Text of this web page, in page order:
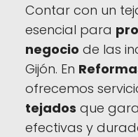
Contar con un
esencial para
negocio de las
Gijón. En
ofrecemos
tejados que
efectivas y